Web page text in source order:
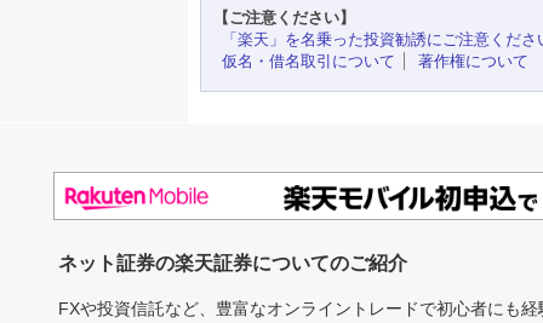
【ご注意ください】
「楽天」を名乗った投資勧誘にご注意くださ
仮名・借名取引について
著作権について
ネット証券の楽天証券についてのご紹介
FXや投資信託など、豊富なオンライントレードで初心者にも